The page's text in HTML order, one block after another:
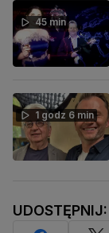
45 min
1 godz 6 min
UDOSTĘPNIJ: